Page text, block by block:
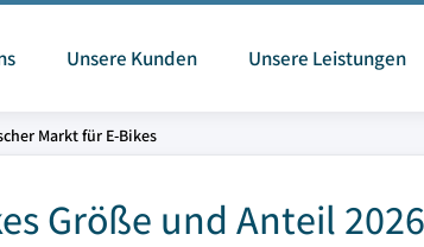
Unsere Kunden Unsere Leistungen
Markt für E-Bikes
Größe und Anteil